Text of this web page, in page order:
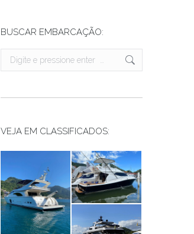
BUSCAR EMBARCAÇÃO:
Search:
VEJA EM CLASSIFICADOS: